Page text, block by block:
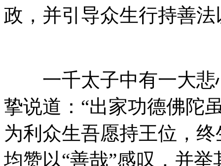
政，并引导众生行持善
一千太子中有一大悲
挚说道：“出家功德佛陀
为利众生吾愿持王位，
均赞以“善哉”感叹，并